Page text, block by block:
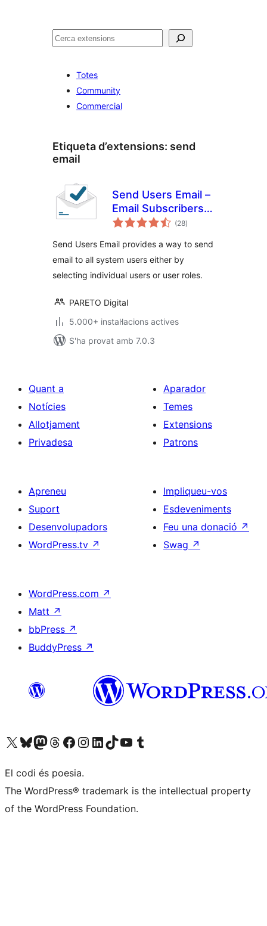
Cerca
Totes
Community
Commercial
Etiqueta d’extensions: send
email
Send Users Email –
Email Subscribers,
Email Marketing
(28puntuacions
totals
)
Send Users Email provides a way to send
email to all system users either by
selecting individual users or user roles.
PARETO Digital
5.000+ instal·lacions actives
S'ha provat amb 7.0.3
Quant a
Notícies
Allotjament
Privadesa
Aparador
Temes
Extensions
Patrons
Apreneu
Suport
Desenvolupadors
WordPress.tv ↗
Impliqueu-vos
Esdeveniments
Feu una donació ↗
Swag ↗
WordPress.com ↗
Matt ↗
bbPress ↗
BuddyPress ↗
Visiteu el nostre compte X (abans Twitter)
Visiteu el nostre compte de Bluesky
Visiteu el nostre compte al Mastodon
Visiteu el nostre compte de Threads
Visiteu la nostra pàgina al Facebook
Visiteu el nostre compte d'Instagram
Visiteu el nostre compte de LinkedIn
Visiteu el nostre compte de TikTok
Visiteu el nostre canal al YouTube
Visiteu el nostre compte de Tumblr
El codi és poesia.
The WordPress® trademark is the intellectual property
of the WordPress Foundation.